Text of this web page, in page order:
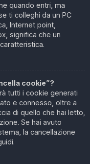
quando entri, ma
ti colleghi da un PC
Internet point,
significa che un
cookie”?
tutti i cookie generati
e connesso, oltre a
di quello che hai letto,
Se hai avuto
la cancellazione